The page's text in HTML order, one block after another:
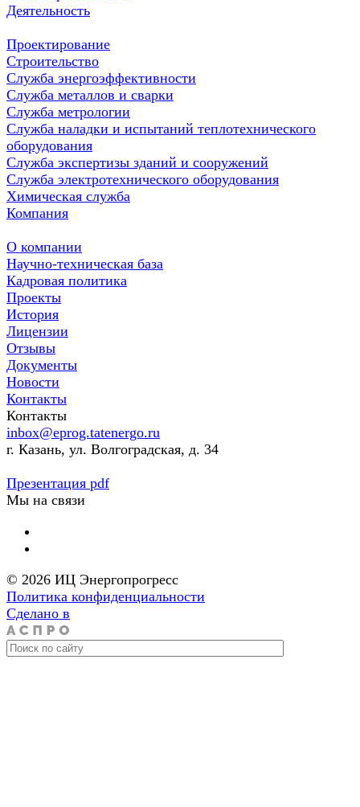
Деятельность
Проектирование
Строительство
Служба энергоэффективности
Служба металлов и сварки
Служба метрологии
Служба наладки и испытаний теплотехнического
оборудования
Служба экспертизы зданий и сооружений
Служба электротехнического оборудования
Химическая служба
Компания
О компании
Научно-техническая база
Кадровая политика
Проекты
История
Лицензии
Отзывы
Документы
Новости
Контакты
Контакты
inbox@eprog.tatenergo.ru
г. Казань, ул. Волгоградская, д. 34
Презентация pdf
Мы на связи
© 2026 ИЦ Энергопрогресс
Политика конфиденциальности
Сделано в